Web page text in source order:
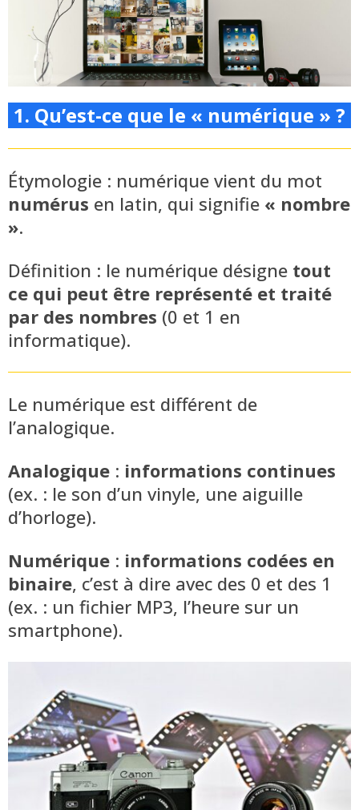
1. Qu’est-ce que le « numérique » ?
Étymologie : numérique vient du mot
numérus en latin, qui signifie « nombre
».
Définition : le numérique désigne tout
ce qui peut être représenté et traité
par des nombres (0 et 1 en
informatique).
Le numérique est différent de
l’analogique.
Analogique : informations continues
(ex. : le son d’un vinyle, une aiguille
d’horloge).
Numérique : informations codées en
binaire, c’est à dire avec des 0 et des 1
(ex. : un fichier MP3, l’heure sur un
smartphone).